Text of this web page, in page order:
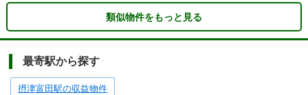
類似物件をもっと見る
最寄駅から探す
摂津富田駅の収益物件